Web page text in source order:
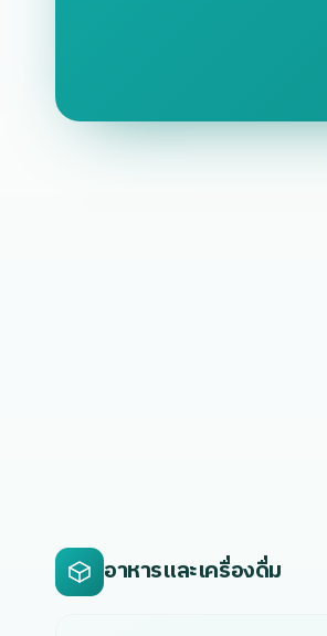
อาหารและเครื่องดื่ม